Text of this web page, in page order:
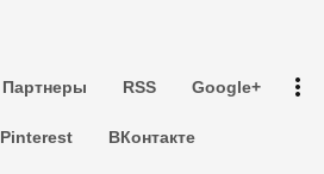
Партнеры RSS Google+
Pinterest ВКонтакте
more_vert
Партнеры